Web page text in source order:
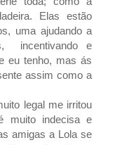
Elas estão
uma ajudando a
incentivando e
eu tenho, mas ás
assim como a
legal me irritou
muito indecisa e
amigas a Lola se